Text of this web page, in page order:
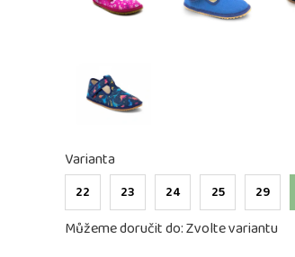
Varianta
22 23 24 25 29
Můžeme doručit do:Zvolte variantu